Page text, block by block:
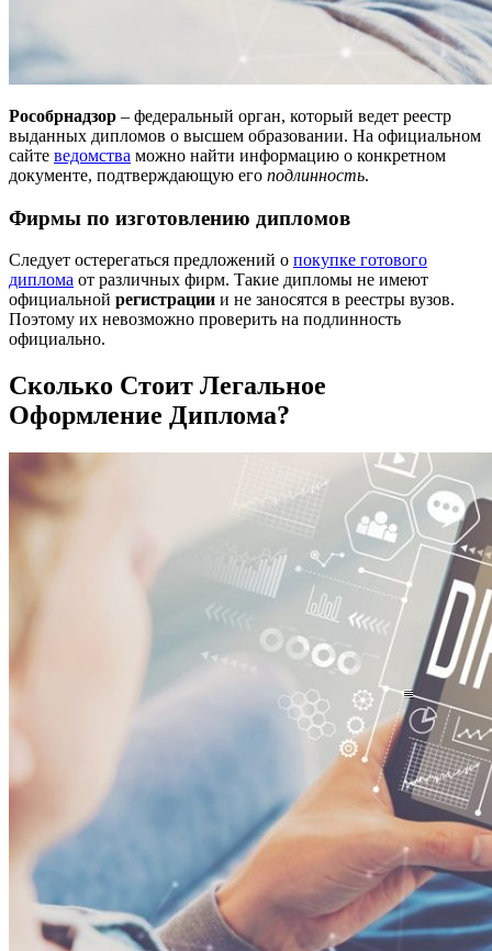
Рособрнадзор – федеральный орган, который ведет реестр
выданных дипломов о высшем образовании. На официальном
сайте ведомства можно найти информацию о конкретном
документе, подтверждающую его подлинность.
Фирмы по изготовлению дипломов
Следует остерегаться предложений о покупке готового
диплома от различных фирм. Такие дипломы не имеют
официальной регистрации и не заносятся в реестры вузов.
Поэтому их невозможно проверить на подлинность
официально.
Сколько Стоит Легальное
Оформление Диплома?